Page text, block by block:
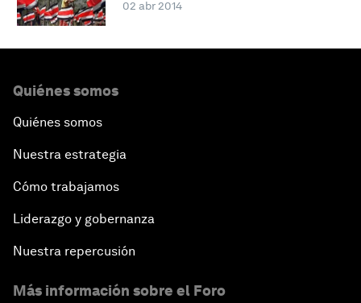
02 abr 2014
Quiénes somos
Quiénes somos
Nuestra estrategia
Cómo trabajamos
Liderazgo y gobernanza
Nuestra repercusión
Más información sobre el Foro